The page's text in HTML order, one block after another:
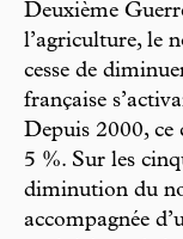
Deuxième
l’agriculture, le
cesse de
française
Depuis 2000, ce
5 %. Sur les
diminution du
accompagnée